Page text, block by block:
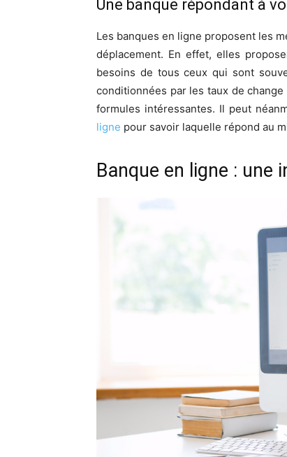
Une banque répondant à
Les banques en ligne proposent les
déplacement. En effet, elles
besoins de tous ceux qui sont
conditionnées par les taux de
formules intéressantes. Il peut
ligne pour savoir laquelle répond au
Banque en ligne : une